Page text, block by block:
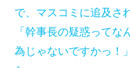
で、マスコミに追及さ
「幹事長の疑惑って
為じゃないですかっ！